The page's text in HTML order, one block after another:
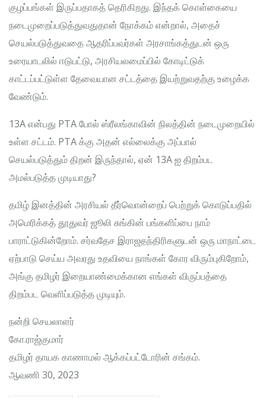
குழப்பங்கள் இருப்பதாகத் தெரிகிறது. இந்தக் கொள்கையை
நடைமுறைப்படுத்துவதுதான் நோக்கம் என்றால், அதைச்
செயல்படுத்துவதை ஆதரிப்பவர்கள் அரசாங்கத்துடன் ஒரு
உரையாடலில் ஈடுபட்டு, அரசியலமைப்பில் கோடிட்டுக்
காட்டப்பட்டுள்ள தேவையான சட்டத்தை இயற்றுவதற்கு உழைக்க
வேண்டும்.
13A என்பது PTA போல் ஸ்ரீலங்காவின் நிலத்தின் நடைமுறையில்
உள்ள சட்டம். PTA க்கு அதன் எல்லைக்கு அப்பால்
செயல்படுத்தும் திறன் இருந்தால், ஏன் 13A ஐ திறம்பட
அமல்படுத்த முடியாது?
தமிழ் இனத்தின் அரசியல் தீர்வொன்றைப் பெற்றுக் கொடுப்பதில்
அமெரிக்கத் தூதுவர் ஜூலி சுங்கின் பங்களிப்பை நாம்
பாராட்டுகின்றோம். சர்வதேச இராஜதந்திரிகளுடன் ஒரு மாநாட்டை
ஏற்பாடு செய்ய அவரது உதவியை நாங்கள் கோர விரும்புகிறோம்,
அங்கு தமிழர் இறையாண்மைக்கான எங்கள் விருப்பத்தை
திறம்பட வெளிப்படுத்த முடியும்.
நன்றி செயலாளர்
கோ.ராஜ்குமார்
தமிழர் தாயக காணாமல் ஆக்கப்பட்டோரின் சங்கம்.
ஆவணி 30, 2023